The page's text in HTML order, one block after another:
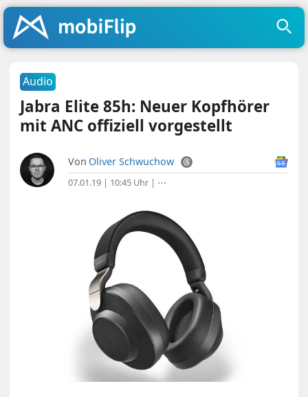
Audio
Jabra Elite 85h: Neuer Kopfhörer
mit ANC offiziell vorgestellt
Von Oliver Schwuchow
07.01.19 | 10:45 Uhr | ⋯